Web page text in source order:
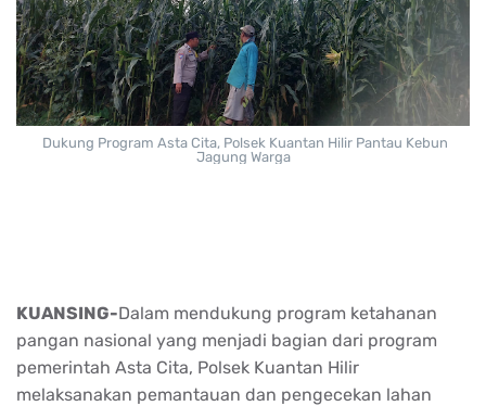
Dukung Program Asta Cita, Polsek Kuantan Hilir Pantau Kebun
Jagung Warga
KUANSING-Dalam mendukung program ketahanan
pangan nasional yang menjadi bagian dari program
pemerintah Asta Cita, Polsek Kuantan Hilir
melaksanakan pemantauan dan pengecekan lahan